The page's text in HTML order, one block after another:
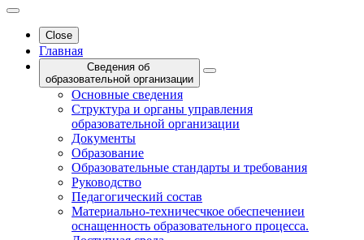
Close
Главная
Сведения об
образовательной организации
Основные сведения
Структура и органы управления
образовательной организации
Документы
Образование
Образовательные стандарты и требования
Руководство
Педагогический состав
Материально-техничесчкое обеспечениеи
оснащенность образовательного процесса.